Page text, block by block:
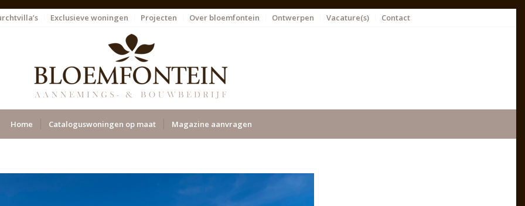
Exclusieve woningen Projecten Over bloemfontein Ontwerpen Vacature(s) Contact
Home Cataloguswoningen op maat Magazine aanvragen